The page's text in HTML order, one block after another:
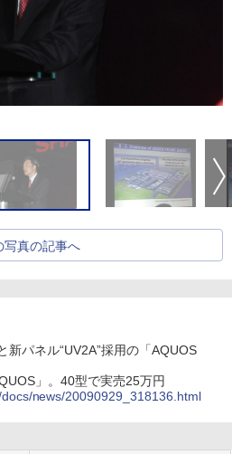
写真の記事へ
新パネル“UV2A”採用の「AQUOS
」。40型で実売25万円
news/20090929_318136.html